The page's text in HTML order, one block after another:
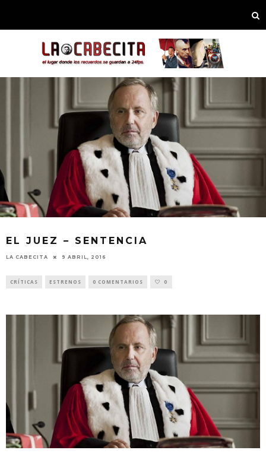
EL JUEZ – SENTENCIA
LA CABECITA 9 ABRIL, 2016
CRÍTICAS ESTRENOS 0 COMENTARIOS 0